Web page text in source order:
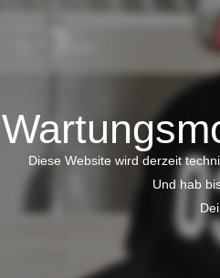
Diese Website wird derzeit
Und hab